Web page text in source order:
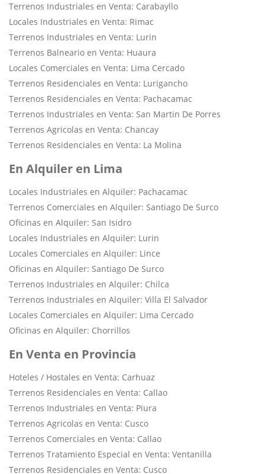
Terrenos Industriales en Venta: Carabayllo
Locales Industriales en Venta: Rimac
Terrenos Industriales en Venta: Lurin
Terrenos Balneario en Venta: Huaura
Locales Comerciales en Venta: Lima Cercado
Terrenos Residenciales en Venta: Lurigancho
Terrenos Residenciales en Venta: Pachacamac
Terrenos Industriales en Venta: San Martin De Porres
Terrenos Agricolas en Venta: Chancay
Terrenos Residenciales en Venta: La Molina
En Alquiler en Lima
Locales Industriales en Alquiler: Pachacamac
Terrenos Comerciales en Alquiler: Santiago De Surco
Oficinas en Alquiler: San Isidro
Locales Industriales en Alquiler: Lurin
Locales Comerciales en Alquiler: Lince
Oficinas en Alquiler: Santiago De Surco
Terrenos Industriales en Alquiler: Chilca
Terrenos Industriales en Alquiler: Villa El Salvador
Locales Comerciales en Alquiler: Lima Cercado
Oficinas en Alquiler: Chorrillos
En Venta en Provincia
Hoteles / Hostales en Venta: Carhuaz
Terrenos Residenciales en Venta: Callao
Terrenos Industriales en Venta: Piura
Terrenos Agricolas en Venta: Cusco
Terrenos Comerciales en Venta: Callao
Terrenos Tratamiento Especial en Venta: Ventanilla
Terrenos Residenciales en Venta: Cusco